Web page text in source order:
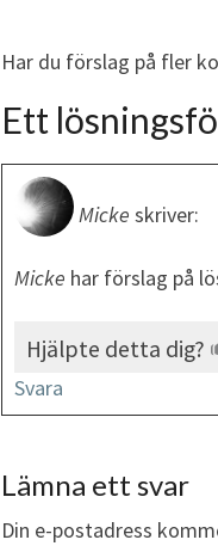
Har du förslag på fler
Ett
Micke skriver:
Micke har förslag på
Hjälpte detta dig?
Svara
Lämna ett svar
Din e-postadress